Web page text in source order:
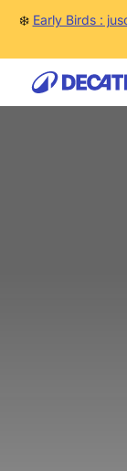
❄️ Early Birds :